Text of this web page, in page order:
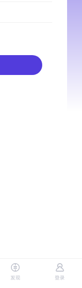
发现 登录